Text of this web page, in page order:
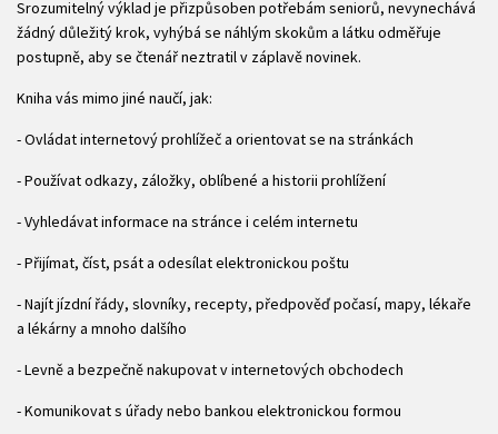
Srozumitelný výklad je přizpůsoben potřebám seniorů, nevynechává
žádný důležitý krok, vyhýbá se náhlým skokům a látku odměřuje
postupně, aby se čtenář neztratil v záplavě novinek.
Kniha vás mimo jiné naučí, jak:
- Ovládat internetový prohlížeč a orientovat se na stránkách
- Používat odkazy, záložky, oblíbené a historii prohlížení
- Vyhledávat informace na stránce i celém internetu
- Přijímat, číst, psát a odesílat elektronickou poštu
- Najít jízdní řády, slovníky, recepty, předpověď počasí, mapy, lékaře
a lékárny a mnoho dalšího
- Levně a bezpečně nakupovat v internetových obchodech
- Komunikovat s úřady nebo bankou elektronickou formou